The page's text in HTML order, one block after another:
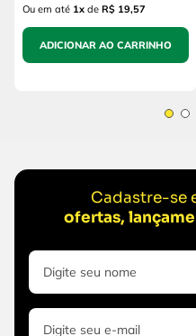
Ou em até 1x de R$ 19,57
ADICIONAR AO CARRINHO
Cadastre-se
ofertas,